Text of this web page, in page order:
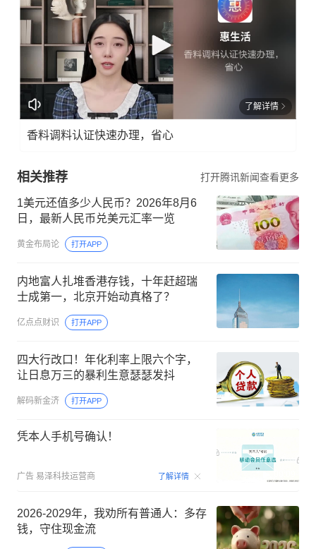
了解详情
香料调料认证快速办理，省心
相关推荐 打开腾讯新闻查看更多
1美元还值多少人民币？2026年8月6
日，最新人民币兑美元汇率一览
黄金布局论 打开APP
内地富人扎堆香港存钱，十年赶超瑞
士成第一，北京开始动真格了？
亿点点财识 打开APP
四大行改口！年化利率上限六个字，
让日息万三的暴利生意瑟瑟发抖
解码新金济 打开APP
凭本人手机号确认！
广告 易泽科技运营商 了解详情
2026-2029年，我劝所有普通人：多存
钱，守住现金流